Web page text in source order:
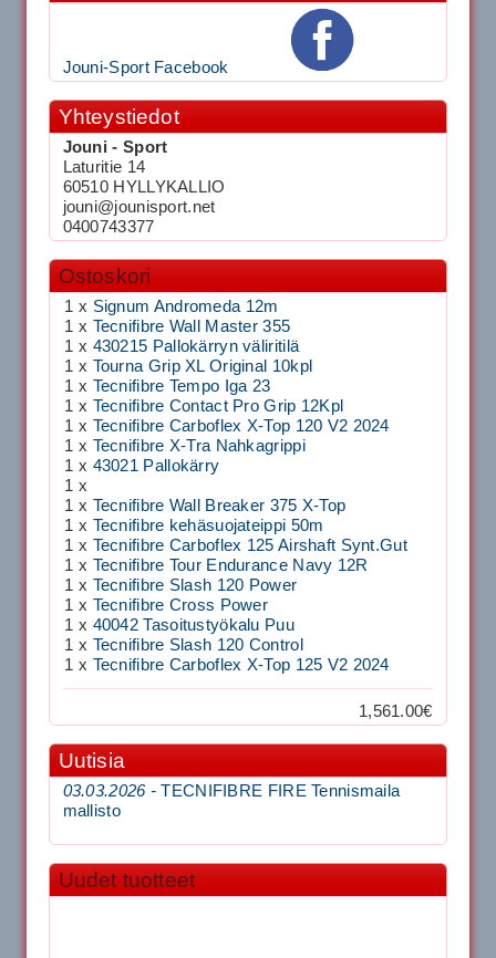
Jouni-Sport Facebook
Yhteystiedot
Jouni - Sport
Laturitie 14
60510 HYLLYKALLIO
jouni@jounisport.net
0400743377
Ostoskori
1 x Signum Andromeda 12m
1 x Tecnifibre Wall Master 355
1 x 430215 Pallokärryn väliritilä
1 x Tourna Grip XL Original 10kpl
1 x Tecnifibre Tempo Iga 23
1 x Tecnifibre Contact Pro Grip 12Kpl
1 x Tecnifibre Carboflex X-Top 120 V2 2024
1 x Tecnifibre X-Tra Nahkagrippi
1 x 43021 Pallokärry
1 x
1 x Tecnifibre Wall Breaker 375 X-Top
1 x Tecnifibre kehäsuojateippi 50m
1 x Tecnifibre Carboflex 125 Airshaft Synt.Gut
1 x Tecnifibre Tour Endurance Navy 12R
1 x Tecnifibre Slash 120 Power
1 x Tecnifibre Cross Power
1 x 40042 Tasoitustyökalu Puu
1 x Tecnifibre Slash 120 Control
1 x Tecnifibre Carboflex X-Top 125 V2 2024
1,561.00€
Uutisia
03.03.2026 -TECNIFIBRE FIRE Tennismaila
mallisto
Uudet tuotteet